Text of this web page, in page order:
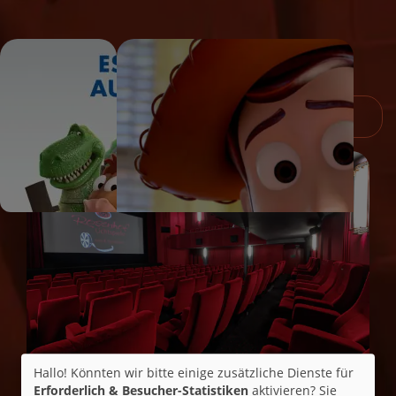
Event
Hallo! Könnten wir bitte einige zusätzliche Dienste für
Erforderlich & Besucher-Statistiken aktivieren? Sie